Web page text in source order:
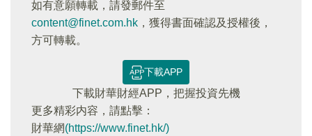
如有意願轉載，請發郵件至
content@finet.com.hk ，獲得書面確認及授權後，
方可轉載。
下載APP
下載財華財經APP，把握投資先機
更多精彩内容，請點擊：
財華網(https://www.finet.hk/)